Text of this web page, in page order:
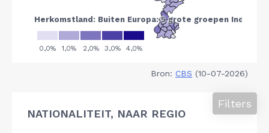
Bron: CBS (10-07-2026)
NATIONALITEIT, NAAR REGIO
Filters